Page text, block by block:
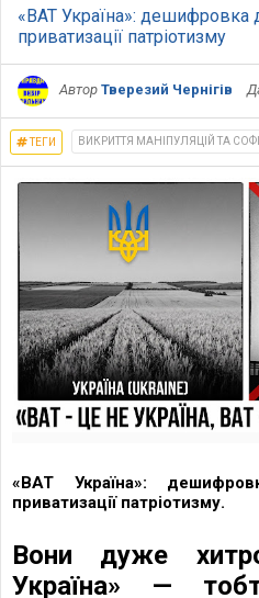
«ВАТ Україна»: дешифровка
приватизації патріотизму
Автор Тверезий Чернігів
ТЕГИ ВИКРИТТЯ МАНІПУЛЯЦІЙ ТА
«ВАТ Україна»:
приватизації патріотизму.
Вони дуже
Україна» —